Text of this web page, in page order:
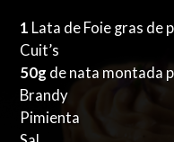
1 Lata de Foie gras de
Cuit’s
50g de nata montada
Brandy
Pimienta